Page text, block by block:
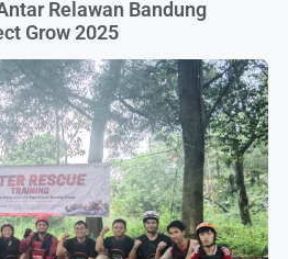
Relawan Bandung
Grow 2025